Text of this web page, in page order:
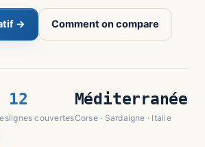
→ Comment on compare
12
lignes couvertes
Méditerranée
Corse · Sardaigne · Italie